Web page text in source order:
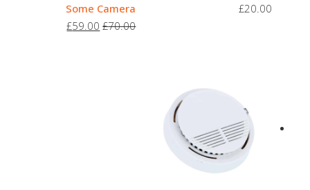
£20.00
الأصلي
هو:
الحالي
هو:
Some Camera
£70.00
السعر £59.00 السعر